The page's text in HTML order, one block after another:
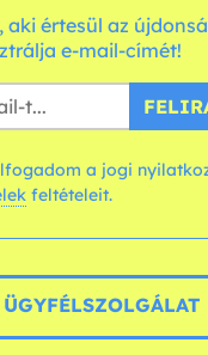
aki értesül az
e-mail-címét!
a jogi
feltételeit.